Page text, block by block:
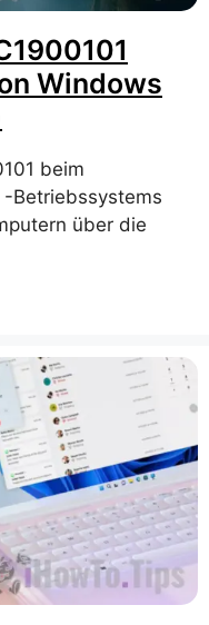
Windows
beim
-Betriebssystems
über die